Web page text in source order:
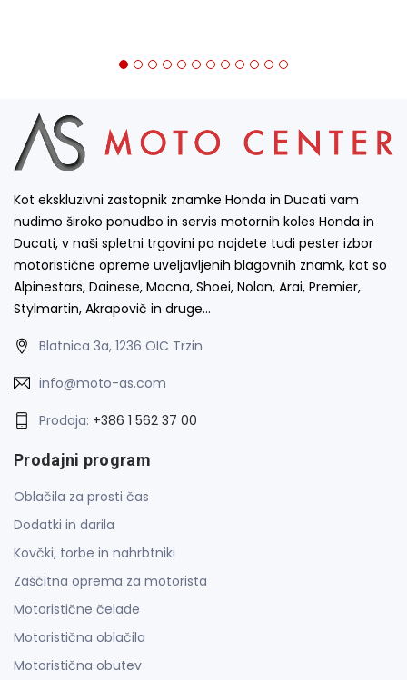
Kot ekskluzivni zastopnik znamke Honda in Ducati vam
nudimo široko ponudbo in servis motornih koles Honda in
Ducati, v naši spletni trgovini pa najdete tudi pester izbor
motoristične opreme uveljavljenih blagovnih znamk, kot so
Alpinestars, Dainese, Macna, Shoei, Nolan, Arai, Premier,
Stylmartin, Akrapovič in druge…
Blatnica 3a, 1236 OIC Trzin
info@moto-as.com
Prodaja: +386 1 562 37 00
Prodajni program
Oblačila za prosti čas
Dodatki in darila
Kovčki, torbe in nahrbtniki
Zaščitna oprema za motorista
Motoristične čelade
Motoristična oblačila
Motoristična obutev